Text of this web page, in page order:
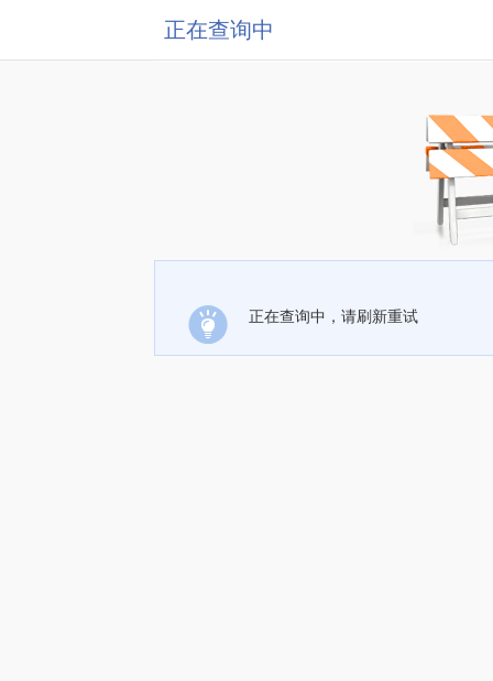
正在查询中
正在查询中，请刷新重试